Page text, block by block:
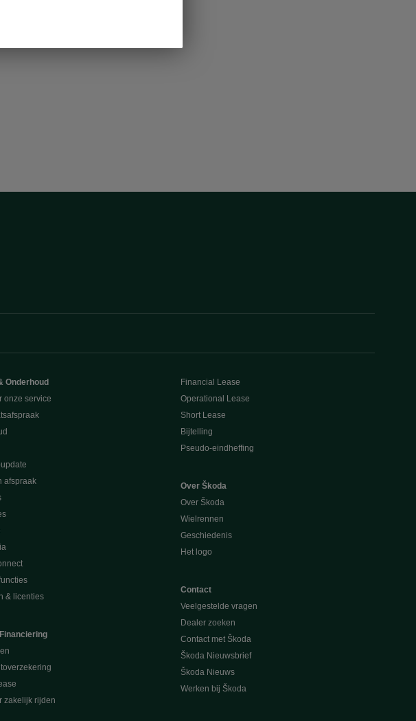
Onderhoud
onze service
afspraak
& licenties
zakelijk rijden
Financial Lease
Operational Lease
Short Lease
Bijtelling
Pseudo-eindheffing
Over Škoda
Over Škoda
Wielrennen
Geschiedenis
Het logo
Contact
Veelgestelde vragen
Dealer zoeken
Contact met Škoda
Škoda Nieuwsbrief
Škoda Nieuws
Werken bij Škoda